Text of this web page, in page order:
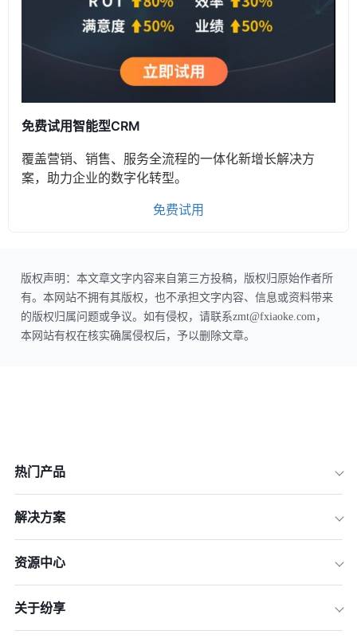
免费试用智能型CRM
覆盖营销、销售、服务全流程的一体化新增长解决方
案，助力企业的数字化转型。
免费试用
版权声明：本文章文字内容来自第三方投稿，版权归原始作者所
有。本网站不拥有其版权，也不承担文字内容、信息或资料带来
的版权归属问题或争议。如有侵权，请联系zmt@fxiaoke.com，
本网站有权在核实确属侵权后，予以删除文章。
热门产品
解决方案
资源中心
关于纷享